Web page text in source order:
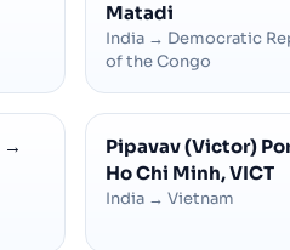
Matadi
India → Democratic
of the Congo
→
Pipavav (Victor)
Ho Chi Minh, VICT
India → Vietnam